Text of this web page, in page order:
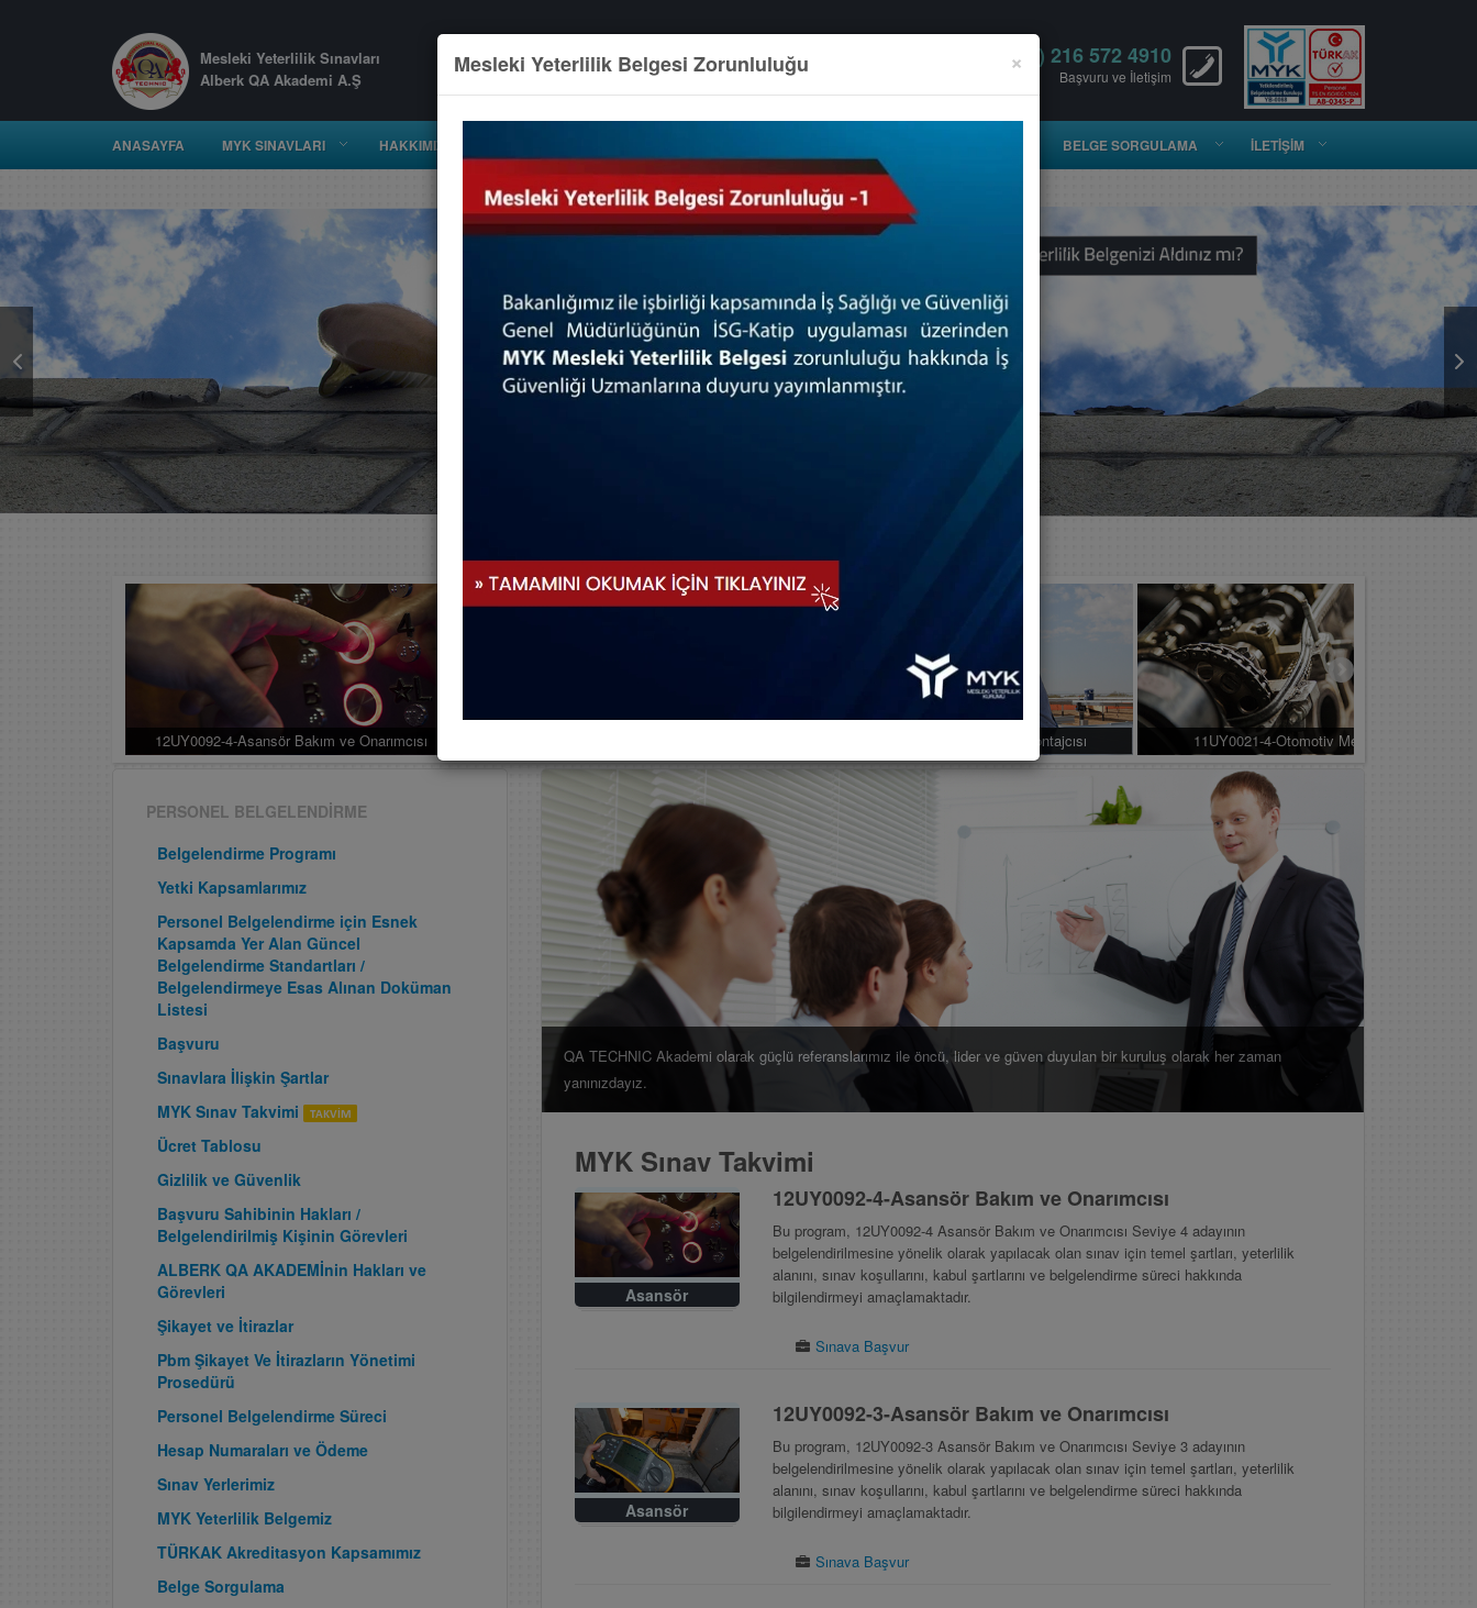
Mesleki Yeterlilik Sınavları
Alberk QA Akademi A.Ş
(0) 216 572 4910
Başvuru ve İletişim
ANASAYFA MYK SINAVLARI HAKKIMIZDA BELGE SORGULAMA İLETİŞİM
12UY0092-4-Asansör Bakım ve Onarımcısı 14UY0195-3-PVC Doğrama Montajcısı 11UY0021-4-Otomotiv Mekanikçisi
PERSONEL BELGELENDİRME
Belgelendirme Programı
Yetki Kapsamlarımız
Personel Belgelendirme için Esnek
Kapsamda Yer Alan Güncel
Belgelendirme Standartları /
Belgelendirmeye Esas Alınan Doküman
Listesi
Başvuru
Sınavlara İlişkin Şartlar
MYK Sınav Takvimi
Ücret Tablosu
Gizlilik ve Güvenlik
Başvuru Sahibinin Hakları /
Belgelendirilmiş Kişinin Görevleri
ALBERK QA AKADEMİnin Hakları ve
Görevleri
Şikayet ve İtirazlar
Pbm Şikayet Ve İtirazların Yönetimi
Prosedürü
Personel Belgelendirme Süreci
Hesap Numaraları ve Ödeme
Sınav Yerlerimiz
MYK Yeterlilik Belgemiz
TÜRKAK Akreditasyon Kapsamımız
Belge Sorgulama
QA TECHNIC Akademi olarak güçlü referanslarımız ile öncü, lider ve güven duyulan bir kuruluş olarak her zaman
yanınızdayız.
MYK Sınav Takvimi
Asansör
12UY0092-4-Asansör Bakım ve Onarımcısı
Bu program, 12UY0092-4 Asansör Bakım ve Onarımcısı Seviye 4 adayının
belgelendirilmesine yönelik olarak yapılacak olan sınav için temel şartları, yeterlilik
alanını, sınav koşullarını, kabul şartlarını ve belgelendirme süreci hakkında
bilgilendirmeyi amaçlamaktadır.
Sınava Başvur
Asansör
12UY0092-3-Asansör Bakım ve Onarımcısı
Bu program, 12UY0092-3 Asansör Bakım ve Onarımcısı Seviye 3 adayının
belgelendirilmesine yönelik olarak yapılacak olan sınav için temel şartları, yeterlilik
alanını, sınav koşullarını, kabul şartlarını ve belgelendirme süreci hakkında
bilgilendirmeyi amaçlamaktadır.
Sınava Başvur
×
Mesleki Yeterlilik Belgesi Zorunluluğu